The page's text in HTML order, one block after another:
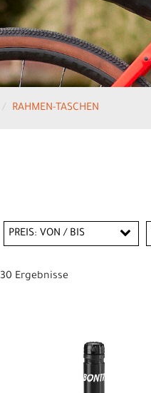
RAHMEN-TASCHEN
PREIS: VON / BIS
30 Ergebnisse